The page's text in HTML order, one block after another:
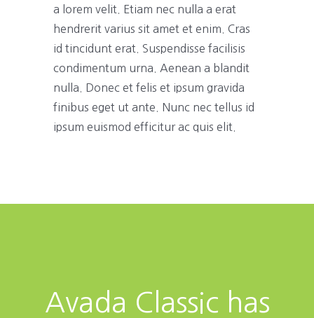
a lorem velit. Etiam nec nulla a erat
hendrerit varius sit amet et enim. Cras
id tincidunt erat. Suspendisse facilisis
condimentum urna. Aenean a blandit
nulla. Donec et felis et ipsum gravida
finibus eget ut ante. Nunc nec tellus id
ipsum euismod efficitur ac quis elit.
Avada Classic has